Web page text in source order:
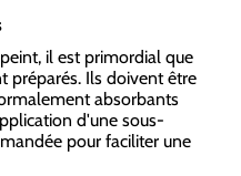
il est primordial que
préparés. Ils doivent être
absorbants
d'une sous-
pour faciliter une